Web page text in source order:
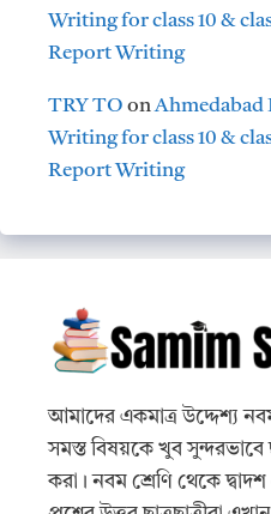
Writing for class 10 &
Report Writing
TRY TO onAhmedabad
Writing for class 10 &
Report Writing
আমাদের একমাত্র উদ্দেশ্য
সমস্ত বিষয়কে খুব সুন্দরভাবে
করা। নবম শ্রেণি থেকে